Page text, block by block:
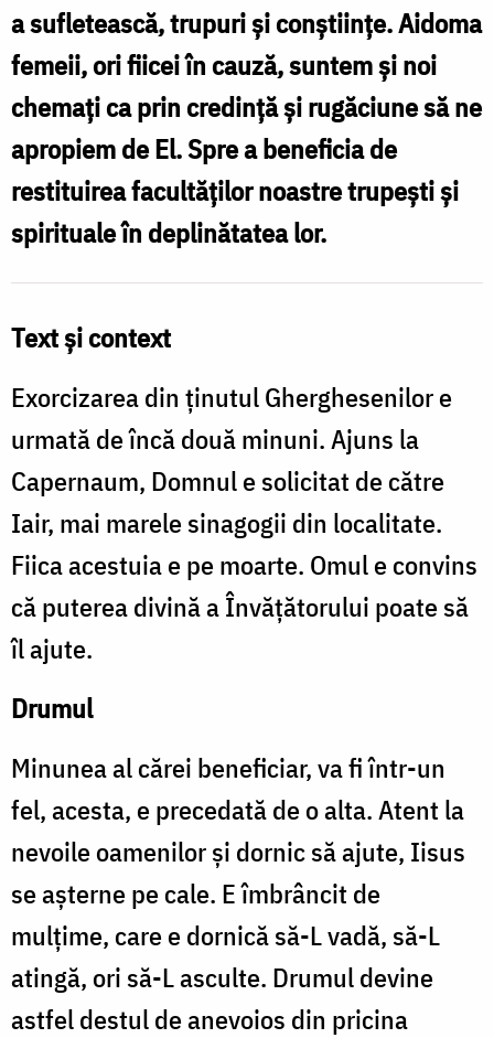
Foto:
ziarullumina.ro
a sufletească, trupuri și conștiințe. Aidoma
femeii, ori fiicei în cauză, suntem și noi
chemați ca prin credință și rugăciune să ne
apropiem de El. Spre a beneficia de
restituirea facultăților noastre trupești și
spirituale în deplinătatea lor.
Text și context
Exorcizarea din ținutul Gherghesenilor e
urmată de încă două minuni. Ajuns la
Capernaum, Domnul e solicitat de către
Iair, mai marele sinagogii din localitate.
Fiica acestuia e pe moarte. Omul e convins
că puterea divină a Învățătorului poate să
îl ajute.
Drumul
Minunea al cărei beneficiar, va fi într-un
fel, acesta, e precedată de o alta. Atent la
nevoile oamenilor și dornic să ajute, Iisus
se așterne pe cale. E îmbrâncit de
mulțime, care e dornică să-L vadă, să-L
atingă, ori să-L asculte. Drumul devine
astfel destul de anevoios din pricina